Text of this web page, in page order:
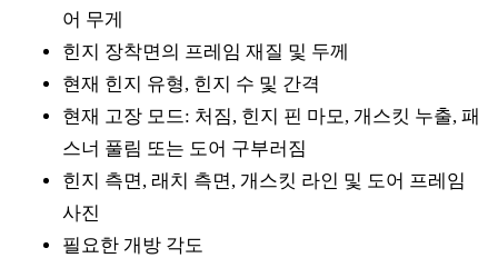
어 무게
힌지 장착면의 프레임 재질 및 두께
현재 힌지 유형, 힌지 수 및 간격
현재 고장 모드: 처짐, 힌지 핀 마모, 개스킷 누출, 패
스너 풀림 또는 도어 구부러짐
힌지 측면, 래치 측면, 개스킷 라인 및 도어 프레임
사진
필요한 개방 각도